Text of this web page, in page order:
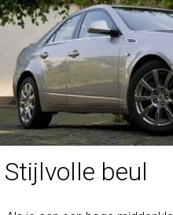
Stijlvolle beul